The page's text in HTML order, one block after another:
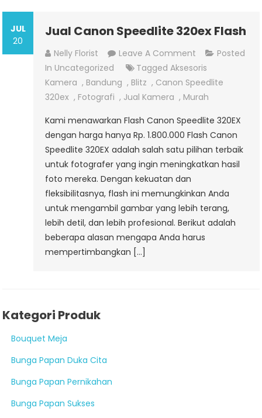
JUL
20
Jual Canon Speedlite 320ex Flash
Nelly Florist Leave A Comment On
Jual
Canon
Speedlite
Flash
Posted
In Uncategorized TaggedAksesoris
Kamera , Bandung , Blitz , Canon Speedlite
320ex , Fotografi , Jual Kamera , Murah
Kami menawarkan Flash Canon Speedlite 320EX
dengan harga hanya Rp. 1.800.000 Flash Canon
Speedlite 320EX adalah salah satu pilihan terbaik
untuk fotografer yang ingin meningkatkan hasil
foto mereka. Dengan kekuatan dan
fleksibilitasnya, flash ini memungkinkan Anda
untuk mengambil gambar yang lebih terang,
lebih detil, dan lebih profesional. Berikut adalah
beberapa alasan mengapa Anda harus
mempertimbangkan […]
Kategori Produk
Bouquet Meja
Bunga Papan Duka Cita
Bunga Papan Pernikahan
Bunga Papan Sukses